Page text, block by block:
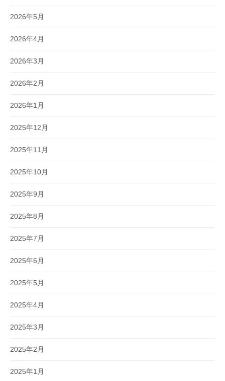
2026年5月
2026年4月
2026年3月
2026年2月
2026年1月
2025年12月
2025年11月
2025年10月
2025年9月
2025年8月
2025年7月
2025年6月
2025年5月
2025年4月
2025年3月
2025年2月
2025年1月